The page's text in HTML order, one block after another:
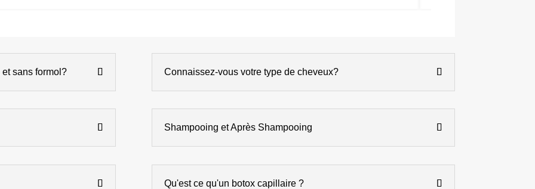
sans formol? Connaissez-vous votre type de cheveux?
Shampooing et Après Shampooing
Qu'est ce qu'un botox capillaire ?